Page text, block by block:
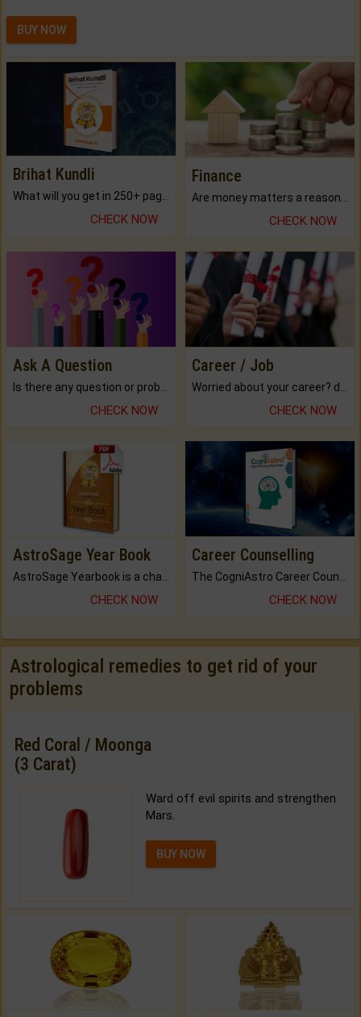
BUY NOW
Brihat Kundli
CHECK NOW
Finance
CHECK NOW
Ask A Question
Is there any question or problem lingering.
CHECK NOW
Career / Job
Worried about your career? don't know what is.
CHECK NOW
AstroSage Year Book
AstroSage Yearbook is a channel to fulfill your dreams and destiny.
CHECK NOW
Career Counselling
The CogniAstro Career Counselling Report is the most comprehensive report available on this topic.
CHECK NOW
Astrological remedies to get rid of your
problems
Red Coral / Moonga
(3 Carat)
Ward off evil spirits and strengthen
Mars.
BUY NOW